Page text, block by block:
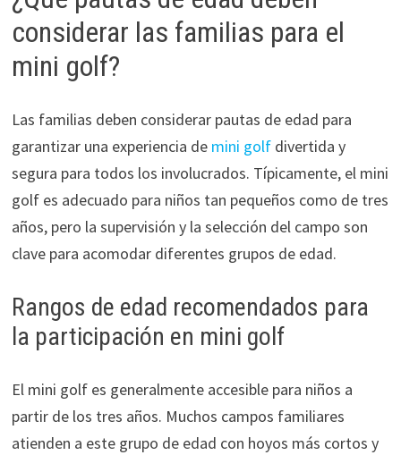
considerar las familias para el
mini golf?
Las familias deben considerar pautas de edad para
garantizar una experiencia de mini golfdivertida y
segura para todos los involucrados. Típicamente, el mini
golf es adecuado para niños tan pequeños como de tres
años, pero la supervisión y la selección del campo son
clave para acomodar diferentes grupos de edad.
Rangos de edad recomendados para
la participación en mini golf
El mini golf es generalmente accesible para niños a
partir de los tres años. Muchos campos familiares
atienden a este grupo de edad con hoyos más cortos y